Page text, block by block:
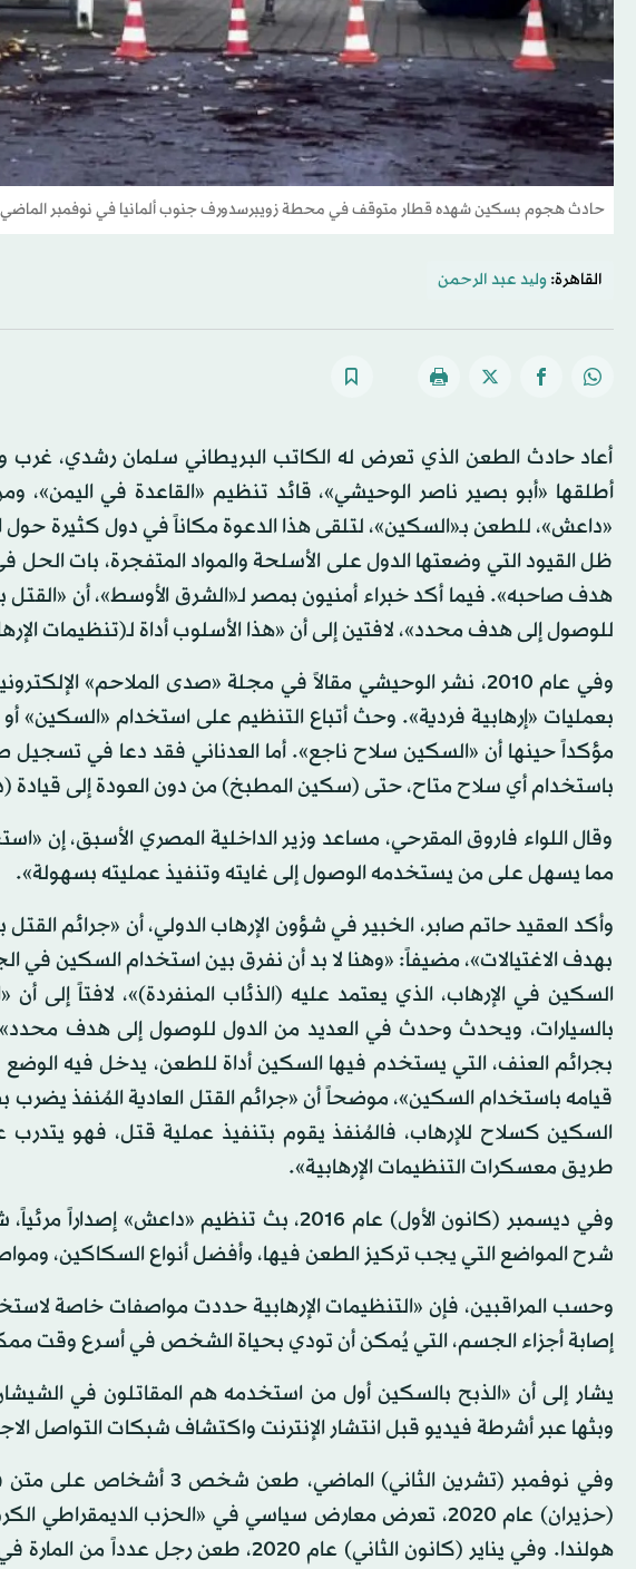
حادث هجوم بسكين شهده قطار متوقف في محطة زويبرسدورف جنوب ألمانيا في نوفمبر
القاهرة: ولید عبد الرحمن
أعاد حادث الطعن الذي تعرض له الكاتب البريطاني سلمان رشدي، غرب
أطلقها «أبو بصير ناصر الوحيشي»، قائد تنظيم «القاعدة في اليمن»،
«داعش»، للطعن بـ«السكين»، لتلقى هذا الدعوة مكاناً في دول كثيرة حول
ظل القيود التي وضعتها الدول على الأسلحة والمواد المتفجرة، بات
هدف صاحبه». فيما أكد خبراء أمنيون بمصر لـ«الشرق الأوسط»، أن
للوصول إلى هدف محدد»، لافتين إلى أن «هذا الأسلوب أداة لـ(تنظيمات
وفي عام 2010، نشر الوحيشي مقالاً في مجلة «صدى الملاحم»
بعمليات «إرهابية فردية». وحث أتباع التنظيم على استخدام «السكين»
باستخدام أي سلاح متاح، حتى (سكين المطبخ) من دون العودة إلى
وقال اللواء فاروق المقرحي، مساعد وزير الداخلية المصري الأسبق، إن
مما يسهل على من يستخدمه الوصول إلى غايته وتنفيذ عمليته بسهولة».
وأكد العقيد حاتم صابر، الخبير في شؤون الإرهاب الدولي، أن «جرائم
بهدف الاغتيالات»، مضيفاً: «وهنا لا بد أن نفرق بين استخدام السكين في
السكين في الإرهاب، الذي يعتمد عليه (الذئاب المنفردة)»، لافتاً
بالسيارات، ويحدث وحدث في العديد من الدول للوصول إلى هدف محدد».
بجرائم العنف، التي يستخدم فيها السكين أداة للطعن، يدخل فيه الوضع
قيامه باستخدام السكين»، موضحاً أن «جرائم القتل العادية المُنفذ
السكين كسلاح للإرهاب، فالمُنفذ يقوم بتنفيذ عملية قتل، فهو
طريق معسكرات التنظيمات الإرهابية».
وفي ديسمبر (كانون الأول) عام 2016، بث تنظيم
شرح المواضع التي يجب تركيز الطعن فيها، وأفضل أنواع السكاكين،
وحسب المراقبين، فإن «التنظيمات الإرهابية حددت مواصفات خاصة
إصابة أجزاء الجسم، التي يُمكن أن تودي بحياة الشخص في أسرع وقت
يشار إلى أن «الذبح بالسكين أول من استخدمه هم المقاتلون في
وبثها عبر أشرطة فيديو قبل انتشار الإنترنت واكتشاف شبكات التواصل
وفي نوفمبر (تشرين الثاني)
(حزيران) عام 2020، تعرض معارض سياسي في «الحزب
هولندا. وفي يناير (كانون الثاني) عام